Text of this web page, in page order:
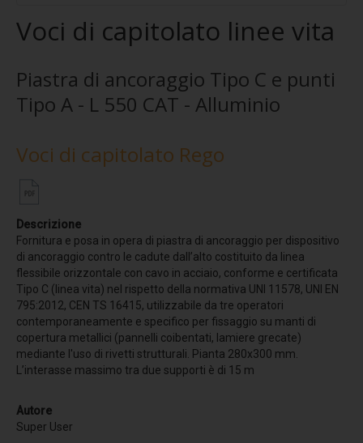
Stratigrafia 8
Stratigrafia 10
Fotovoltaico
Protezione multistrato
Potere insonorizzante
Resistenza alla corrosione
Comfort termico
Termoriflessione
Sistemi anticaduta - Linee Vita
Voci di capitolato linee vita
Piastra di ancoraggio Tipo C e punti
Tipo A - L 550 CAT - Alluminio
Voci di capitolato Rego
Descrizione
Fornitura e posa in opera di piastra di ancoraggio per dispositivo
di ancoraggio contro le cadute dall’alto costituito da linea
flessibile orizzontale con cavo in acciaio, conforme e certificata
Tipo C (linea vita) nel rispetto della normativa UNI 11578, UNI EN
795:2012, CEN TS 16415, utilizzabile da tre operatori
contemporaneamente e specifico per fissaggio su manti di
copertura metallici (pannelli coibentati, lamiere grecate)
mediante l'uso di rivetti strutturali. Pianta 280x300 mm.
L’interasse massimo tra due supporti è di 15 m
Autore
Super User